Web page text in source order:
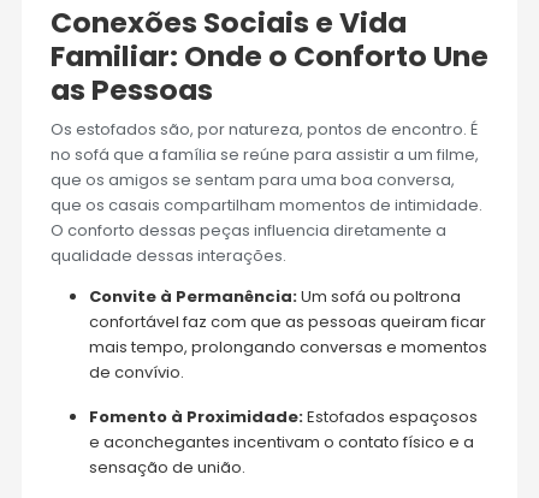
Conexões Sociais e Vida
Familiar: Onde o Conforto Une
as Pessoas
Os estofados são, por natureza, pontos de encontro. É
no sofá que a família se reúne para assistir a um filme,
que os amigos se sentam para uma boa conversa,
que os casais compartilham momentos de intimidade.
O conforto dessas peças influencia diretamente a
qualidade dessas interações.
Convite à Permanência:Um sofá ou poltrona
confortável faz com que as pessoas queiram ficar
mais tempo, prolongando conversas e momentos
de convívio.
Fomento à Proximidade:Estofados espaçosos
e aconchegantes incentivam o contato físico e a
sensação de união.